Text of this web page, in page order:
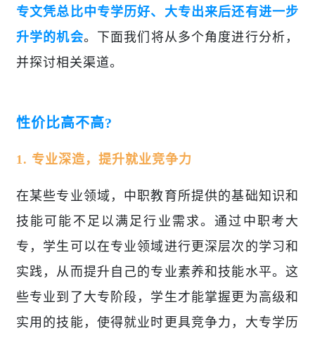
专文凭总比中专学历好、大专出来后还有进一步
升学的机会。下面我们将从多个角度进行分析，
并探讨相关渠道。
性价比高不高?
1. 专业深造，提升就业竞争力
在某些专业领域，中职教育所提供的基础知识和
技能可能不足以满足行业需求。通过中职考大
专，学生可以在专业领域进行更深层次的学习和
实践，从而提升自己的专业素养和技能水平。这
些专业到了大专阶段，学生才能掌握更为高级和
实用的技能，使得就业时更具竞争力，大专学历